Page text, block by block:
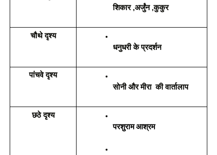
शिकार ,अर्जुंन ,कुकुर
चौथे दृश्य
धनुधरी के प्रदर्शन
पांचवे दृश्य
सोनी और मीरा  की वार्तालाप
छठे दृश्य
परशुराम आश्रम